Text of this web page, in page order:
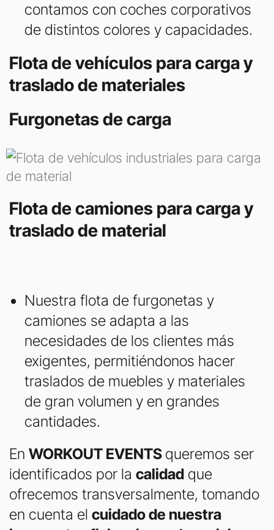
contamos con coches corporativos
de distintos colores y capacidades.
Flota de vehículos para carga y
traslado de materiales
Furgonetas de carga
Flota de camiones para carga y
traslado de material
Nuestra flota de furgonetas y
camiones se adapta a las
necesidades de los clientes más
exigentes, permitiéndonos hacer
traslados de muebles y materiales
de gran volumen y en grandes
cantidades.
En WORKOUT EVENTS queremos ser
identificados por la calidad que
ofrecemos transversalmente, tomando
en cuenta el cuidado de nuestra